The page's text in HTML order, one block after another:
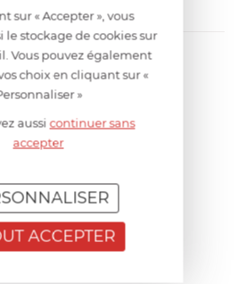
sur « Accepter », vous
le stockage de cookies sur
Vous pouvez également
choix en cliquant sur «
»
aussicontinuer sans
accepter
ACCEPTER